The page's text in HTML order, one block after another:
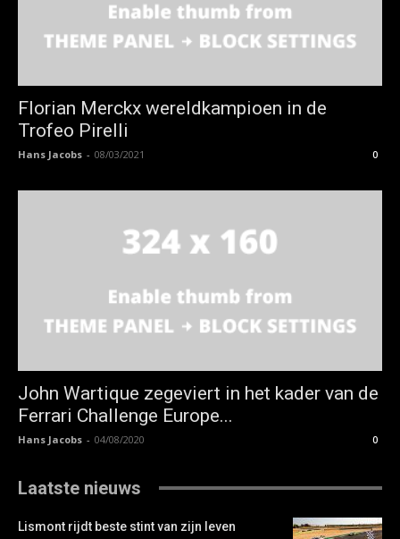
Florian Merckx wereldkampioen in de
Trofeo Pirelli
Hans Jacobs - 08/03/2021 0
John Wartique zegeviert in het kader van de
Ferrari Challenge Europe...
Hans Jacobs - 04/08/2020 0
Laatste nieuws
Lismont rijdt beste stint van zijn leven